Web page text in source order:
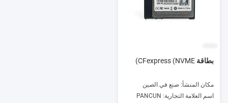
بطاقة CFexpress (NVME)
مكان المنشأ: صنع في الصين
اسم العلامة التجارية: PANCUN